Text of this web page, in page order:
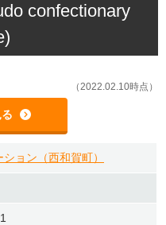
confectionary
（2022.02.10時点）
ョン（西和賀町）